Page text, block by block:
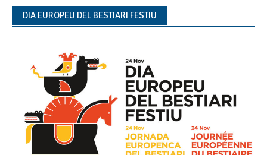
DIA EUROPEU DEL BESTIARI FESTIU